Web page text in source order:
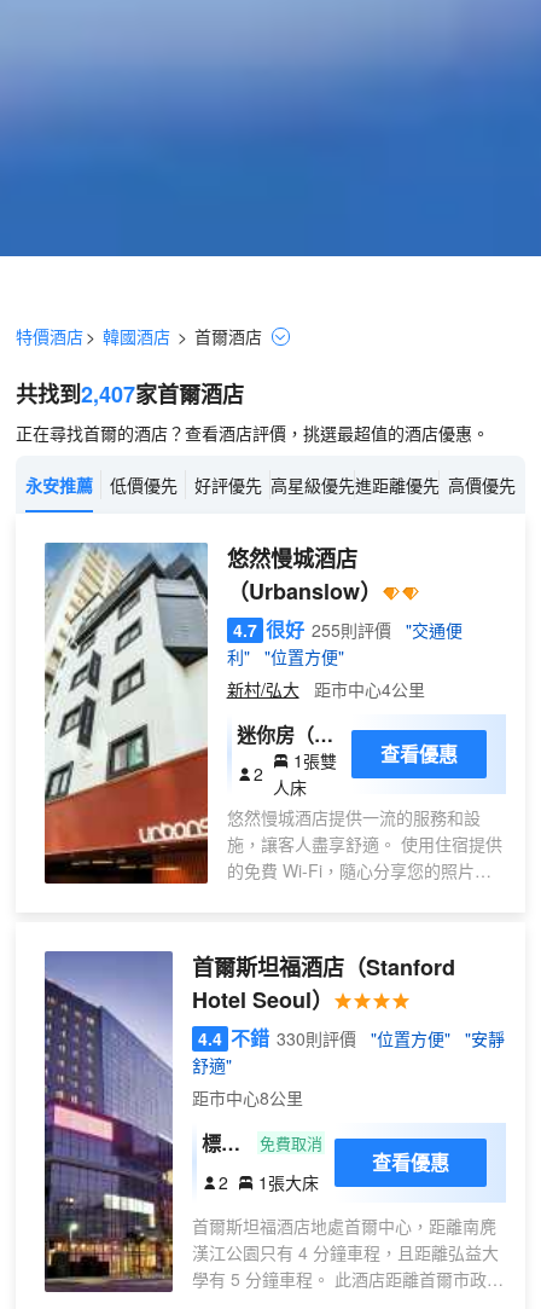
特價酒店> 韓國酒店 > 首爾酒店
共找到2,407家首爾酒店
正在尋找首爾的酒店？查看酒店評價，挑選最超值的酒店優惠。
永安推薦 低價優先 好評優先 高星級優先進距離優先 高價優先
悠然慢城酒店
（Urbanslow）
4.7 很好 255則評價
"交通便
利"
"位置方便"
新村/弘大
距市中心4公里
迷你房（不
含停車位，
22:00入
住）
2
1張雙
人床
查看優惠
悠然慢城酒店提供一流的服務和設
施，讓客人盡享舒適。 使用住宿提供
的免費 Wi-Fi，隨心分享您的照片或
景點觀光和其他活動。 提供禮賓服務
等接待服務，力求滿足您的需求。想
要放鬆嗎？悠然慢城酒店提供客房送
餐服務等無障礙設施，讓您充分享受
旅行時光。出於健康考慮，整個住宿
人，您可前往指定吸煙區吸煙。悠然
慢城酒店的每間住宿都經過精心打造
和裝飾，為您創造温馨舒適的氛圍。
部分客房提供空調或寢具用品，以使
客人感到舒適便利。 悠然慢城酒店的
部分客房展示了獨特的設計元素，例
如獨立的起居室，甚至是陽台或露
台。 部分客房配有室內視頻流媒體、
首爾斯坦福酒店（Stanford
Hotel Seoul）
4.4 不錯 330則評價 "位置方便"
"安靜
舒適"
距市中心8公里
標準
雙人
床房
免費取消
2 1張大床
查看優惠
首爾斯坦福酒店地處首爾中心，距離南麂
漢江公園只有 4 分鐘車程，且距離弘益大
學有 5 分鐘車程。 此酒店距離首爾市政廳